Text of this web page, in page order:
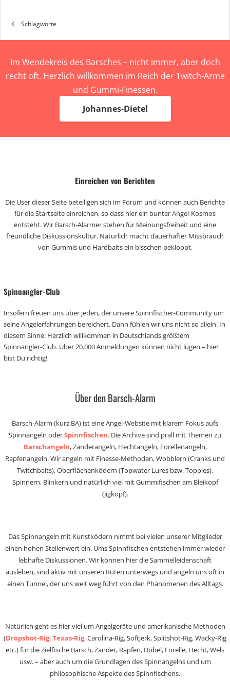
Schlagworte
Im Wendekreis des Barsches – nicht immer, aber doch
recht oft. Herzlich willkommen im Reich der Twitch-Arme
und Gummi-Finessen.
Johannes-Dietel
Einreichen von Berichten
Die User dieser Seite beteiligen sich im Forum und können auch Berichte
für die Startseite einreichen, so dass hier ein bunter Angel-Kosmos
entsteht. Wir Barsch-Alarmer stehen für Meinungsfreiheit und eine
freundliche Diskussionskultur. Natürlich macht dauerhafter Missbrauch
von Gummis und Hardbaits ein bisschen bekloppt.
Spinnangler-Club
Insofern freuen uns über jeden, der unsere Spinnfischer-Community um
seine Angelerfahrungen bereichert. Dann fühlen wir uns nicht so allein. In
diesem Sinne: Herzlich willkommen in Deutschlands größtem
Spinnangler-Club. Über 20.000 Anmeldungen können nicht lügen – hier
bist Du richtig!
Über den Barsch-Alarm
Barsch-Alarm (kurz BA) ist eine Angel-Website mit klarem Fokus aufs
Spinnangeln oderSpinnfischen. Die Archive sind prall mit Themen zu
Barschangeln, Zanderangeln, Hechtangeln, Forellenangeln,
Rapfenangeln. Wir angeln mit Finesse-Methoden, Wobblern (Cranks und
Twitchbaits), Oberflächenködern (Topwater Lures bzw. Toppies),
Spinnern, Blinkern und natürlich viel mit Gummifischen am Bleikopf
(Jigkopf).
Das Spinnangeln mit Kunstködern nimmt bei vielen unserer Mitglieder
einen hohen Stellenwert ein. Ums Spinnfischen entstehen immer wieder
lebhafte Diskussionen. Wir können hier die Sammelleidenschaft
ausleben, sind aktiv mit unseren Ruten unterwegs und angeln uns oft in
einen Tunnel, der uns weit weg führt von den Phänomenen des Alltags.
Natürlich geht es hier viel um Angelgeräte und amerikanische Methoden
(Dropshot-Rig,Texas-Rig, Carolina-Rig, Softjerk, Splitshot-Rig, Wacky-Rig
etc.) für die Zielfische Barsch, Zander, Rapfen, Döbel, Forelle, Hecht, Wels
usw. – aber auch um die Grundlagen des Spinnangelns und um
philosophische Aspekte des Spinnfischens.